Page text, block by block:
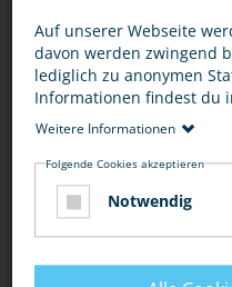
WINKEL"?
BEWERTUNG
DIESEN
Auf unserer Webseite
davon werden zwingend
lediglich zu anonymen
Informationen findest du
Weitere Informationen
Folgende Cookies akzeptieren
Notwendig